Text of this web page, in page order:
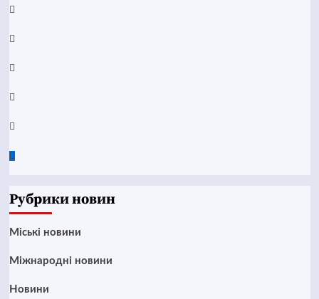
Facebook
YouTube
Telegram
Instagram
Twitter
Google
Рубрики новин
Mіські новини
Міжнародні новини
Новини